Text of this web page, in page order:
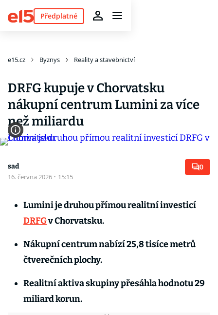
Předplatné
e15.cz Byznys Reality a stavebnictví
DRFG kupuje v Chorvatsku
nákupní centrum Lumini za více
než miliardu
sad
16. června 2026 · 15:15
0
Lumini je druhou přímou realitní investicí
DRFGv Chorvatsku.
Nákupní centrum nabízí 25,8 tisíce metrů
čtverečních plochy.
Realitní aktiva skupiny přesáhla hodnotu 29
miliard korun.